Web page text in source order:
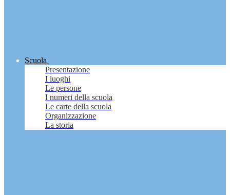
Scuola
Presentazione
I luoghi
Le persone
I numeri della scuola
Le carte della scuola
Organizzazione
La storia